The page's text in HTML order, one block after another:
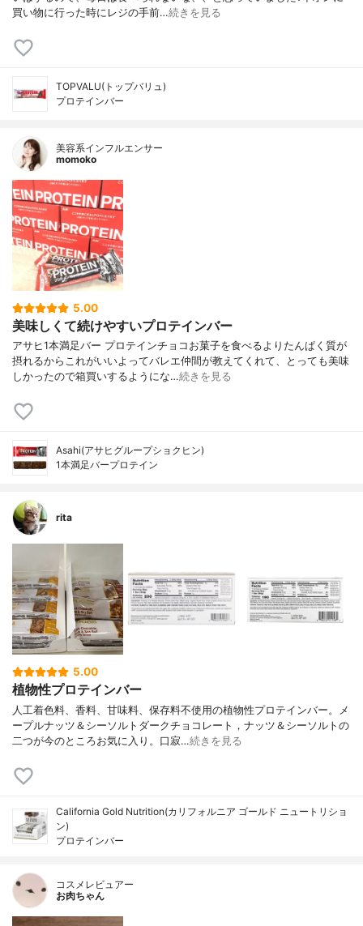
買い物に行った時にレジの手前…続きを見る
TOPVALU(トップバリュ)
プロテインバー
美容系インフルエンサー
momoko
5.00
美味しくて続けやすいプロテインバー
アサヒ1本満足バー プロテインチョコお菓子を食べるよりたんぱく質が
摂れるからこれがいいよってバレエ仲間が教えてくれて、とっても美味
しかったので箱買いするようにな…続きを見る
Asahi(アサヒグループショクヒン)
1本満足バープロテイン
rita
5.00
植物性プロテインバー
人工着色料、香料、甘味料、保存料不使用の植物性プロテインバー。メ
ープルナッツ＆シーソルトダークチョコレート，ナッツ＆シーソルトの
二つが今のところお気に入り。口寂…続きを見る
California Gold Nutrition(カリフォルニア ゴールド ニュートリショ
ン)
プロテインバー
コスメレビュアー
お肉ちゃん